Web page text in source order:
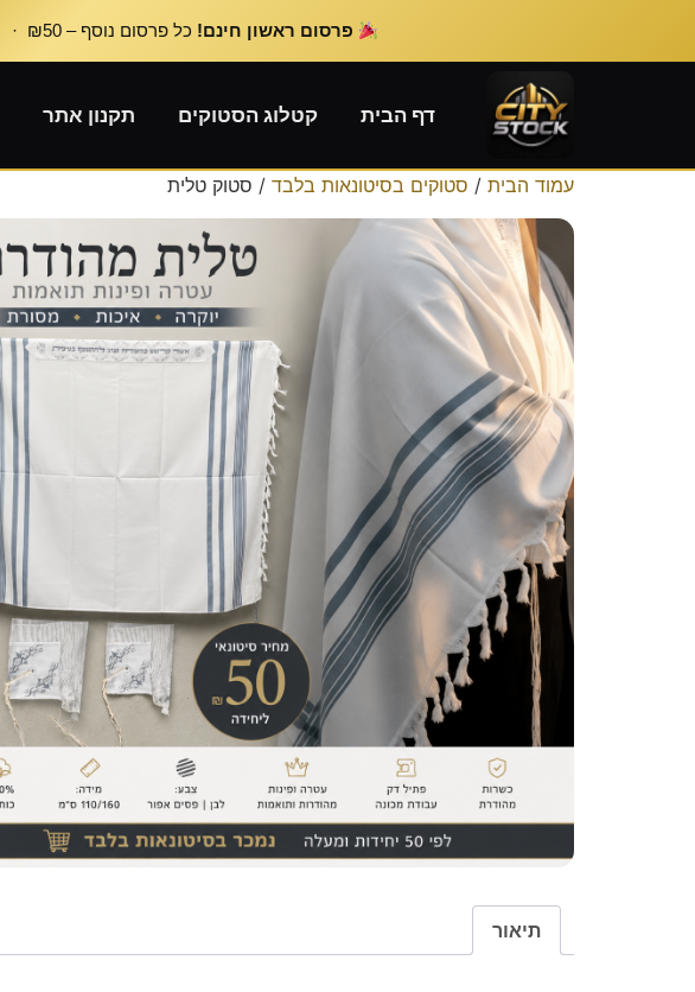
פרסום ראשון חינם! כל פרסום נוסף – ₪50 ·
דף הבית קטלוג הסטוקים תקנון אתר
עמוד הבית / סטוקים בסיטונאות בלבד / סטוק טלית
תיאור